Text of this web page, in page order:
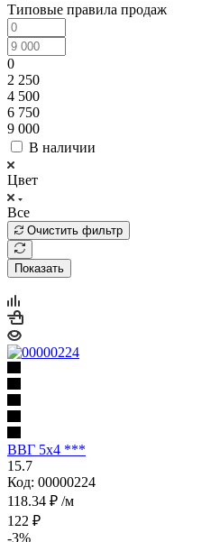
Типовые правила продаж
0
2 250
4 500
6 750
9 000
В наличии
Цвет
Все
Очистить фильтр
Показать
ВВГ 5х4 ***
15.7
Код: 00000224
118.34 ₽ /м
122 ₽
-3%